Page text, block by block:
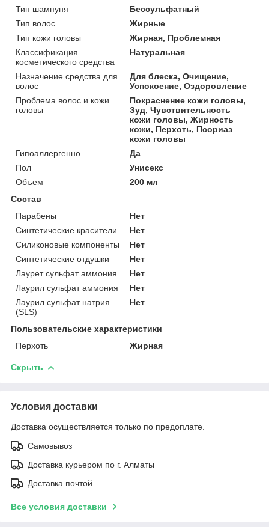
Тип шампуня
Бессульфатный
Тип волос
Жирные
Тип кожи головы
Жирная, Проблемная
Классификация
косметического средства
Натуральная
Назначение средства для
волос
Для блеска, Очищение,
Успокоение, Оздоровление
Проблема волос и кожи
головы
Покраснение кожи головы,
Зуд, Чувствительность
кожи головы, Жирность
кожи, Перхоть, Псориаз
кожи головы
Гипоаллергенно
Да
Пол
Унисекс
Объем
200 мл
Состав
Парабены
Нет
Синтетические красители
Нет
Силиконовые компоненты
Нет
Синтетические отдушки
Нет
Лаурет сульфат аммония
Нет
Лаурил сульфат аммония
Нет
Лаурил сульфат натрия
(SLS)
Нет
Пользовательские характеристики
Перхоть
Жирная
Скрыть
Условия доставки
Доставка осуществляется только по предоплате.
Самовывоз
Доставка курьером по г. Алматы
Доставка почтой
Все условия доставки